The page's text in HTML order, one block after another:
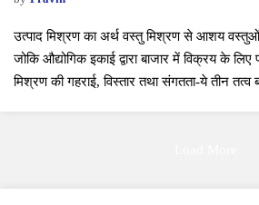
उत्पाद मिश्रण का अर्थ वस्तु मिश्रण से आशय
जोकि औद्योगिक इकाई द्वारा बाजार में विक्रय के
मिश्रण की गहराई, विस्तार तथा संगतता-ये तीन तत्व